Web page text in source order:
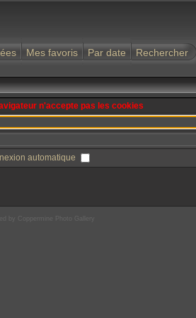
Mes favoris Par date Rechercher
n'accepte pas les cookies
automatique